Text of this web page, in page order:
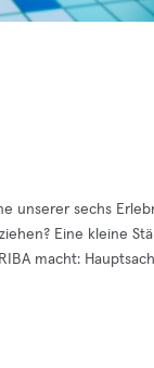
unserer sechs
Eine kleine
macht: